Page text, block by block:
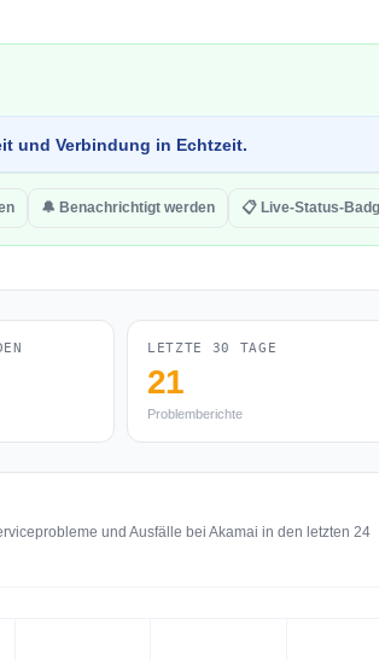
und Verbindung in Echtzeit.
🔔 Benachrichtigt werden 📋 Live-Status-
LETZTE 30 TAGE
21
Problemberichte
und Ausfälle bei Akamai in den letzten 24